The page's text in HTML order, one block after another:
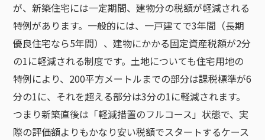
が、新築住宅には一定期間、建物分の税額が軽減される
特例があります。一般的には、一戸建てで3年間（長期
優良住宅なら5年間）、建物にかかる固定資産税額が2分
の1に軽減される制度です。土地についても住宅用地の
特例により、200平方メートルまでの部分は課税標準が6
分の1に、それを超える部分は3分の1に軽減されます。
つまり新築直後は「軽減措置のフルコース」状態で、実
際の評価額よりもかなり安い税額でスタートするケース